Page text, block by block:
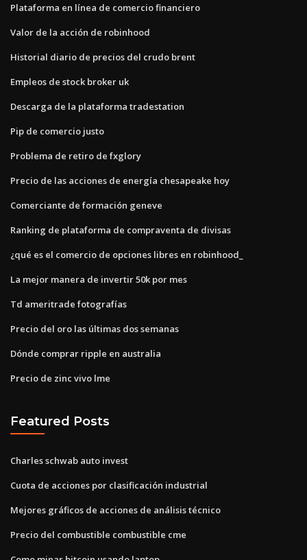
Plataforma en línea de comercio financiero
Valor de la acción de robinhood
Historial diario de precios del crudo brent
Empleos de stock broker uk
Descarga de la plataforma tradestation
Pip de comercio justo
Problema de retiro de fxglory
Precio de las acciones de energía chesapeake hoy
Comerciante de formación geneve
Ranking de plataforma de compraventa de divisas
¿qué es el comercio de opciones libres en robinhood_
La mejor manera de invertir 50k por mes
Td ameritrade fotografías
Precio del oro las últimas dos semanas
Dónde comprar ripple en australia
Precio de zinc vivo lme
Featured Posts
Charles schwab auto invest
Cuota de acciones por clasificación industrial
Mejores gráficos de acciones de análisis técnico
Precio del combustible combustible cme